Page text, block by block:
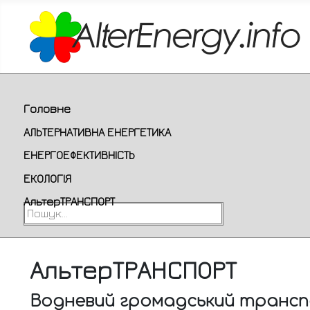
Головне
АЛЬТЕРНАТИВНА ЕНЕРГЕТИКА
ЕНЕРГОЕФЕКТИВНІСТЬ
ЕКОЛОГІЯ
АльтерТРАНСПОРТ
Пошук...
АльтерТРАНСПОРТ
Водневий громадський